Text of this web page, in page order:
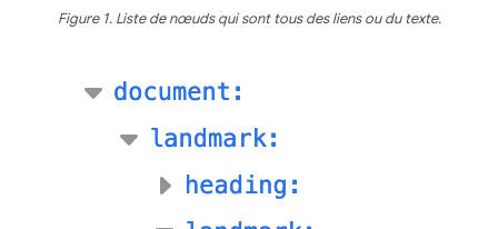
Figure 1. Liste de nœuds qui sont tous des liens ou du texte.